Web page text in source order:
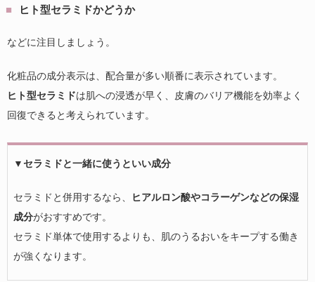
ヒト型セラミドかどうか
などに注目しましょう。
化粧品の成分表示は、配合量が多い順番に表示されています。
ヒト型セラミドは肌への浸透が早く、皮膚のバリア機能を効率よく
回復できると考えられています。
▼セラミドと一緒に使うといい成分
セラミドと併用するなら、
ヒアルロン酸やコラーゲンなどの保湿
成分がおすすめです。
セラミド単体で使用するよりも、肌のうるおいをキープする働き
が強くなります。